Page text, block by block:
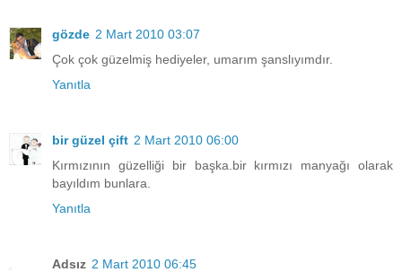
gözde 2 Mart 2010 03:07
Çok çok güzelmiş hediyeler, umarım şanslıyımdır.
Yanıtla
bir güzel çift 2 Mart 2010 06:00
Kırmızının güzelliği bir başka.bir kırmızı manyağı olarak
bayıldım bunlara.
Yanıtla
Adsız 2 Mart 2010 06:45